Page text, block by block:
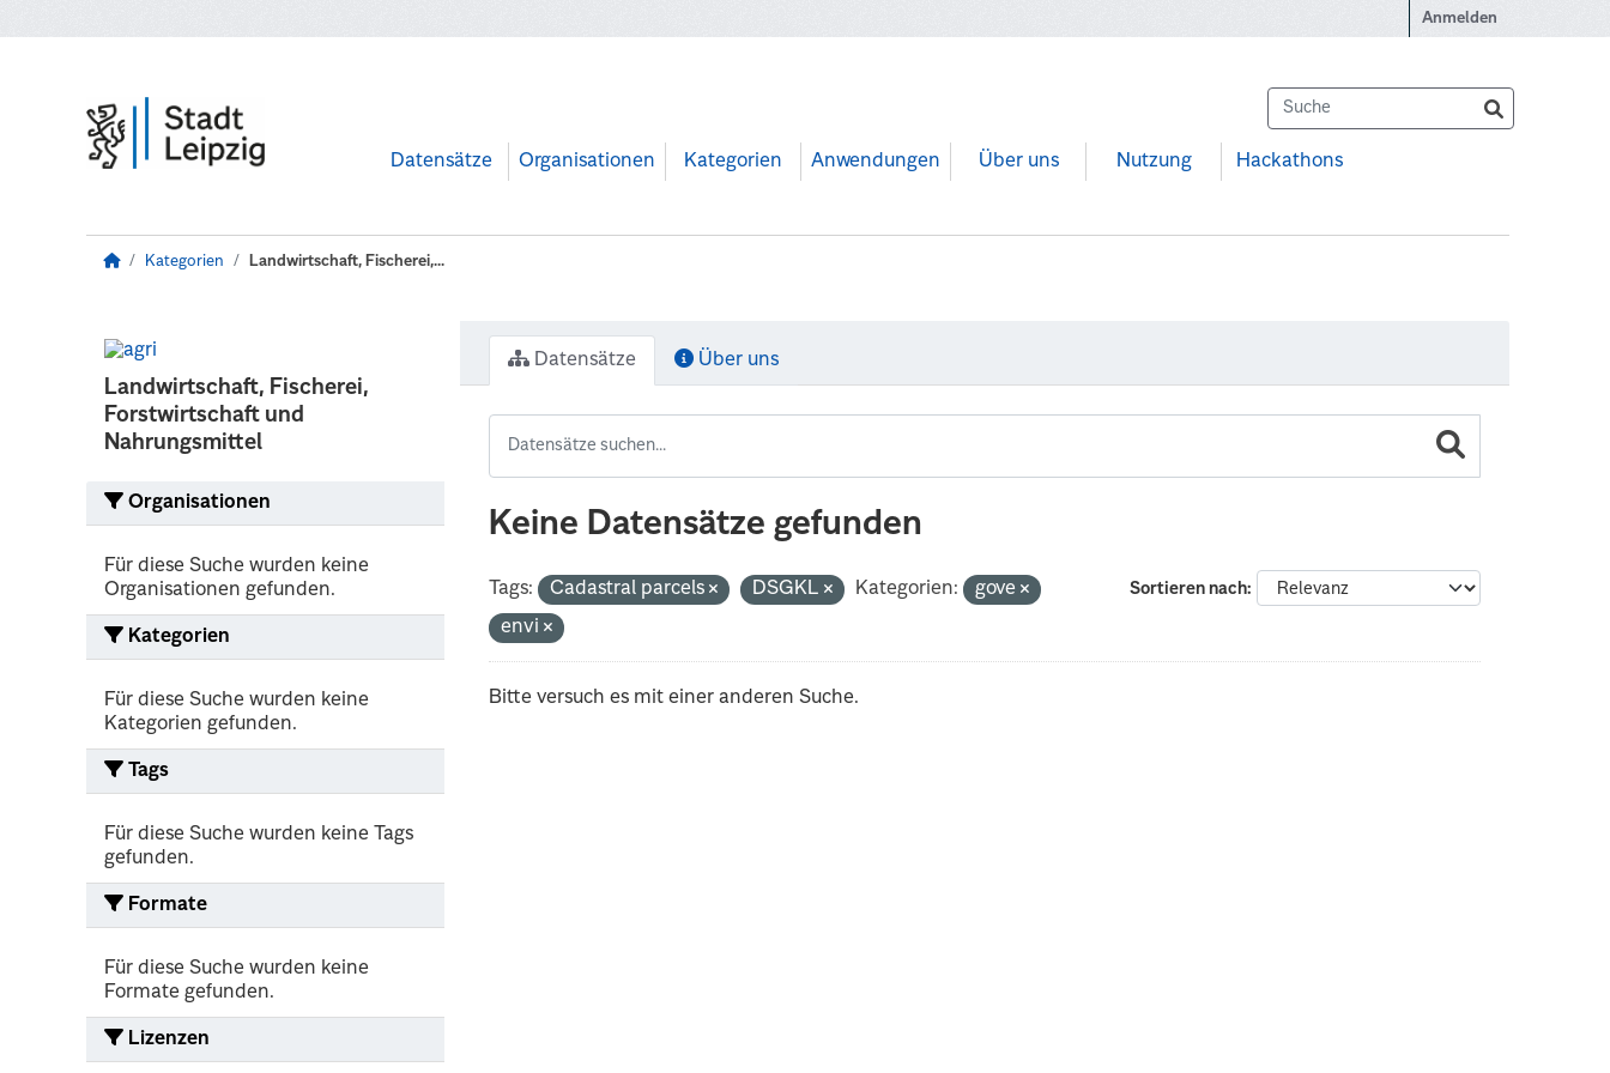
Anmelden
Datensätze Organisationen Kategorien Anwendungen Über uns Nutzung Hackathons
Kategorien Landwirtschaft, Fischerei,...
Landwirtschaft, Fischerei,
Forstwirtschaft und
Nahrungsmittel
Organisationen
Für diese Suche wurden keine
Organisationen gefunden.
Kategorien
Für diese Suche wurden keine
Kategorien gefunden.
Tags
Für diese Suche wurden keine Tags
gefunden.
Formate
Für diese Suche wurden keine
Formate gefunden.
Lizenzen
Datensätze Über uns
Keine Datensätze gefunden
Sortieren nach
Tags: Cadastral parcels DSGKL Kategorien:
gove
envi
Bitte versuch es mit einer anderen Suche.